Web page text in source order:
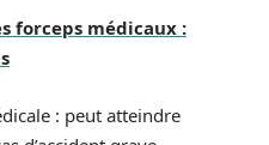
forceps médicaux :
: peut atteindre